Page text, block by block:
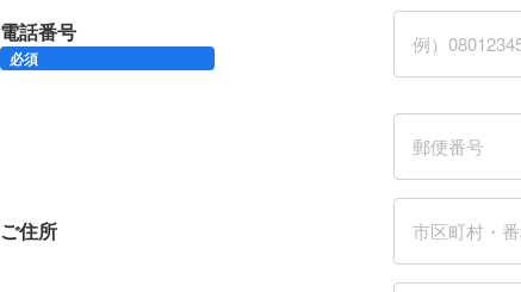
電話番号
必須
ご住所